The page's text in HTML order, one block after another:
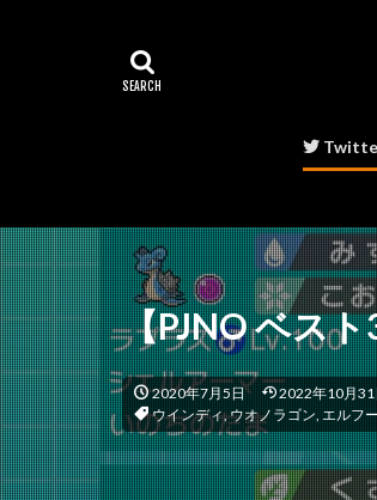
【PJNO ベス
2020年7月5日 2022年10月31
ウインディ,ウオノラゴン, エルフ